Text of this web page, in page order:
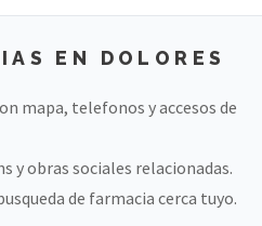
EN DOLORES
mapa, telefonos y accesos de
y obras sociales relacionadas.
de farmacia cerca tuyo.